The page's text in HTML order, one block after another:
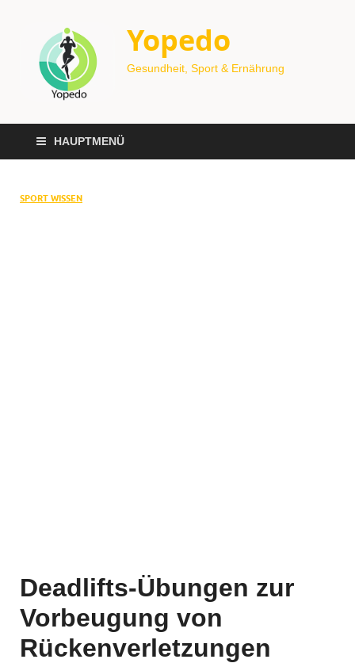
Yopedo
Gesundheit, Sport & Ernährung
HAUPTMENÜ
SPORT WISSEN
Deadlifts-Übungen zur
Vorbeugung von
Rückenverletzungen